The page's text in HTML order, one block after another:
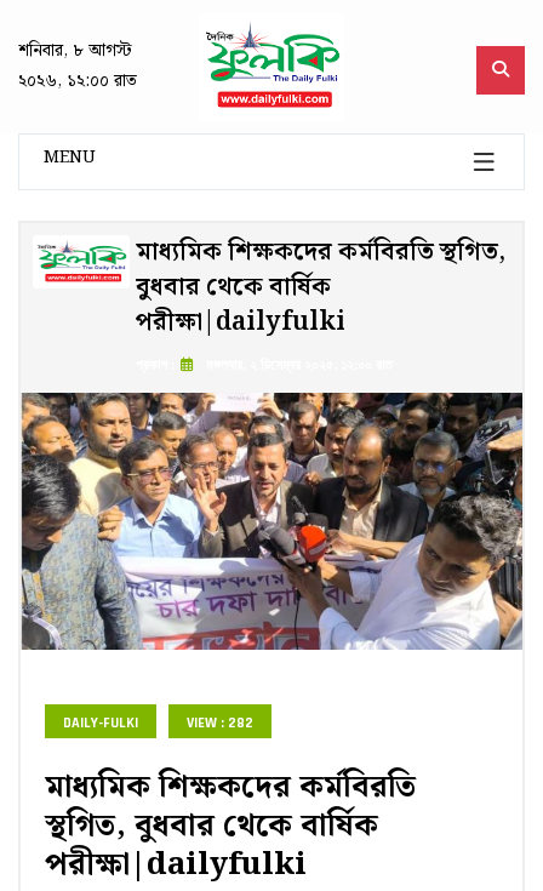
শনিবার, ৮ আগস্ট
২০২৬, ১২:০০ রাত
MENU
মাধ্যমিক শিক্ষকদের কর্মবিরতি স্থগিত,
বুধবার থেকে বার্ষিক
পরীক্ষা|dailyfulki
DAILY-FULKI VIEW : 282
মাধ্যমিক শিক্ষকদের কর্মবিরতি
স্থগিত, বুধবার থেকে বার্ষিক
পরীক্ষা|dailyfulki